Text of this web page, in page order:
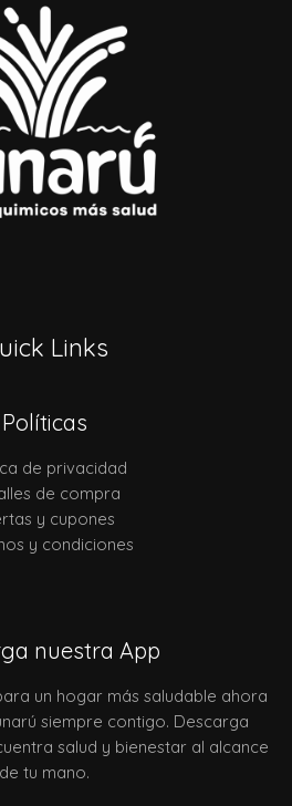
Links
Políticas
de privacidad
de compra
y cupones
y condiciones
nuestra App
un hogar más saludable ahora
siempre contigo. Descarga
salud y bienestar al alcance
de tu mano.